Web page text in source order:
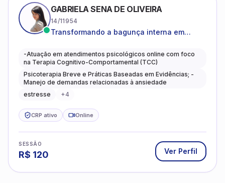
GABRIELA SENA DE OLIVEIRA
14/11954
Transformando a bagunça interna em
caminhos mais gentis para se viver.
-Atuação em atendimentos psicológicos online com foco
na Terapia Cognitivo-Comportamental (TCC)
Psicoterapia Breve e Práticas Baseadas em Evidências; -
Manejo de demandas relacionadas à ansiedade
estresse
+4
CRP ativo Online
SESSÃO
R$ 120 Ver Perfil